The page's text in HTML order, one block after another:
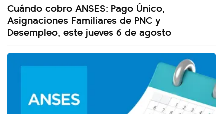
Cuándo cobro ANSES: Pago Único,
Asignaciones Familiares de PNC y
Desempleo, este jueves 6 de agosto